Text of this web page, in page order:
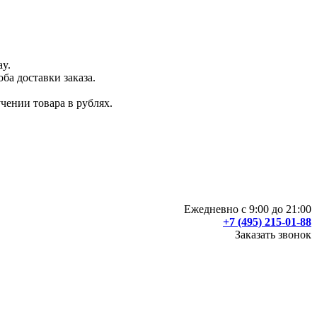
доставки заказа.
товара в рублях.
Ежедневно с 9:00 до 21:00
+7 (495) 215-01-88
Заказать звонок